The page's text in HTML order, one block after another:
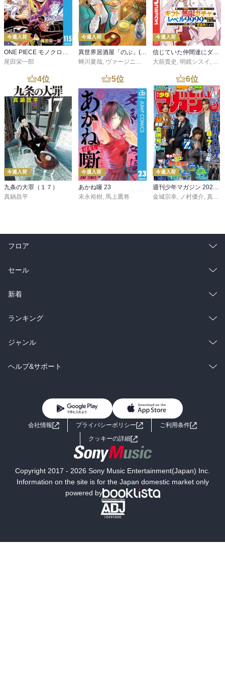
今週入荷
ONE PIECE モノクロ版 115
尾田栄一郎
今週入荷
異世界居酒屋「のぶ」(22)
蝉川夏哉, ヴァージニア二等兵 ,転
今週入荷
信じていた仲間達にダンジョン奥地で殺されかけたがギフト『無限ガチャ』でレベル９９９９の仲間達を手に入れて元パーティーメンバーと世界に復讐＆『ざまぁ！』します！（２３）
大前貴史 , 明鏡シスイ , ｔ
4位
今週入荷
九条の大罪（１７）
真鍋昌平
5位
今週入荷
あかね噺 23
末永裕樹, 馬上鷹将
6位
今週入荷
週刊少年マガジン 2026年36・37号[2026年8月5日発売]
金城宗幸, ノ村優介, 真島ヒロ
フロア
総合
ラノベ
雑誌・グラビア
BL・TL
セール
総合
ラノベ
雑誌・グラビア
BL・TL
新着
総合
ラノベ
雑誌・グラビア
ランキング
総合
ラノベ
ジャンル
コミック
ライトノベル 男子向けラノベ
小説
海外小説
ミステリー SF
文学
ヘルプ&サポート
よくあるご質問 お問い合わせ
会社情報 プライバシーポリシー
ご利用条件
クッキーの詳細
Copyright 2017 - 2026 Sony Music Entertainment(Japan) Inc.
Information on the site is for the Japan domestic market only
powered by